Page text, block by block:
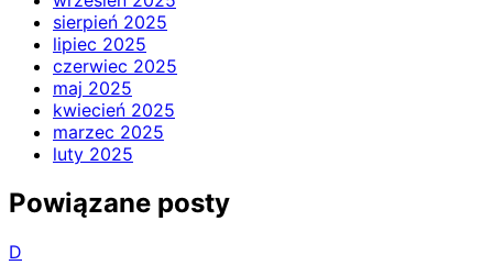
sierpień 2025
lipiec 2025
czerwiec 2025
maj 2025
kwiecień 2025
marzec 2025
luty 2025
Powiązane posty
D